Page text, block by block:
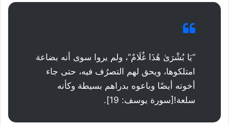
“يَا بُشْرَىٰ هَٰذَا غُلَامٌ”، ولم يروا سوى أنه بضاعة
امتلكوها، ويحق لهم التصرُف فيه، حتى جاء
أخوته أيضًا وباعوه بدراهم بسيطة وكأنه
سلعة![سورة يوسف: 19].